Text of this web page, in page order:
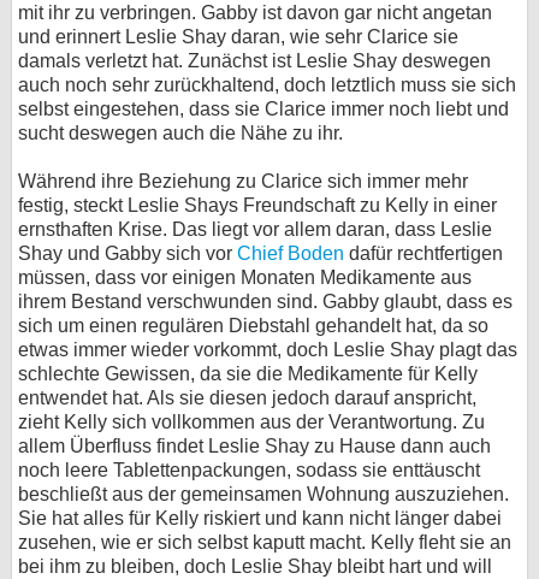
mit ihr zu verbringen. Gabby ist davon gar nicht angetan
und erinnert Leslie Shay daran, wie sehr Clarice sie
damals verletzt hat. Zunächst ist Leslie Shay deswegen
auch noch sehr zurückhaltend, doch letztlich muss sie sich
selbst eingestehen, dass sie Clarice immer noch liebt und
sucht deswegen auch die Nähe zu ihr.
Während ihre Beziehung zu Clarice sich immer mehr
festig, steckt Leslie Shays Freundschaft zu Kelly in einer
ernsthaften Krise. Das liegt vor allem daran, dass Leslie
Shay und Gabby sich vor Chief Boden dafür rechtfertigen
müssen, dass vor einigen Monaten Medikamente aus
ihrem Bestand verschwunden sind. Gabby glaubt, dass es
sich um einen regulären Diebstahl gehandelt hat, da so
etwas immer wieder vorkommt, doch Leslie Shay plagt das
schlechte Gewissen, da sie die Medikamente für Kelly
entwendet hat. Als sie diesen jedoch darauf anspricht,
zieht Kelly sich vollkommen aus der Verantwortung. Zu
allem Überfluss findet Leslie Shay zu Hause dann auch
noch leere Tablettenpackungen, sodass sie enttäuscht
beschließt aus der gemeinsamen Wohnung auszuziehen.
Sie hat alles für Kelly riskiert und kann nicht länger dabei
zusehen, wie er sich selbst kaputt macht. Kelly fleht sie an
bei ihm zu bleiben, doch Leslie Shay bleibt hart und will